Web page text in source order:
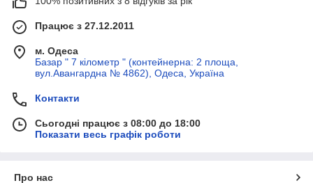
Працює з 27.12.2011
м. Одеса
Базар " 7 кілометр " (контейнерна: 2 площа,
вул.Авангардна № 4862), Одеса, Україна
Контакти
Сьогодні працює з 08:00 до 18:00
Показати весь графік роботи
Про нас